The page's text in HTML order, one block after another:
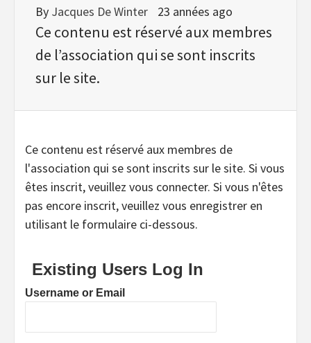
By Jacques De Winter 23 années ago
Ce contenu est réservé aux membres
de l’association qui se sont inscrits
sur le site.
Ce contenu est réservé aux membres de
l'association qui se sont inscrits sur le site. Si vous
êtes inscrit, veuillez vous connecter. Si vous n'êtes
pas encore inscrit, veuillez vous enregistrer en
utilisant le formulaire ci-dessous.
Existing Users Log In
Username or Email